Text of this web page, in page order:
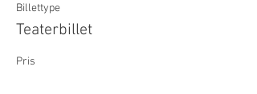
Billettype
Teaterbillet
Pris